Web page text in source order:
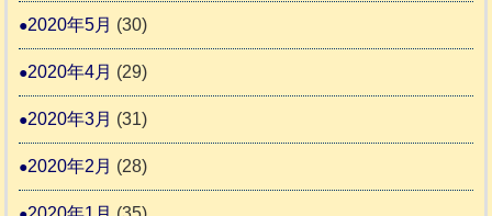
2020年5月 (30)
2020年4月 (29)
2020年3月 (31)
2020年2月 (28)